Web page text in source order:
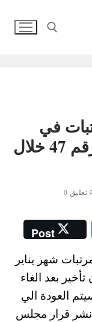
في
مواعيدها والعودة لقانون رقم 47 خلال
تعليق 0
Post
شهر يناير
تأخير بعد الغاء
العودة الي
ايام بعد نشر قرار مجلس